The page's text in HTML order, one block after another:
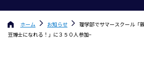
ホーム お知らせ
理学部でサマースクール「
豆博士になれる！」に３５０人参加−